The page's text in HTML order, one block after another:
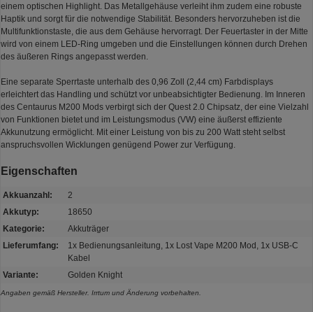
einem optischen Highlight. Das Metallgehäuse verleiht ihm zudem eine robuste
Haptik und sorgt für die notwendige Stabilität. Besonders hervorzuheben ist die
Multifunktionstaste, die aus dem Gehäuse hervorragt. Der Feuertaster in der Mitte
wird von einem LED-Ring umgeben und die Einstellungen können durch Drehen
des äußeren Rings angepasst werden.
Eine separate Sperrtaste unterhalb des 0,96 Zoll (2,44 cm) Farbdisplays
erleichtert das Handling und schützt vor unbeabsichtigter Bedienung. Im Inneren
des Centaurus M200 Mods verbirgt sich der Quest 2.0 Chipsatz, der eine Vielzahl
von Funktionen bietet und im Leistungsmodus (VW) eine äußerst effiziente
Akkunutzung ermöglicht. Mit einer Leistung von bis zu 200 Watt steht selbst
anspruchsvollen Wicklungen genügend Power zur Verfügung.
Eigenschaften
Akkuanzahl:
2
Akkutyp:
18650
Kategorie:
Akkuträger
Lieferumfang:
1x Bedienungsanleitung, 1x Lost Vape M200 Mod, 1x USB-C
Kabel
Variante:
Golden Knight
Angaben gemäß Hersteller. Irrtum und Änderung vorbehalten.